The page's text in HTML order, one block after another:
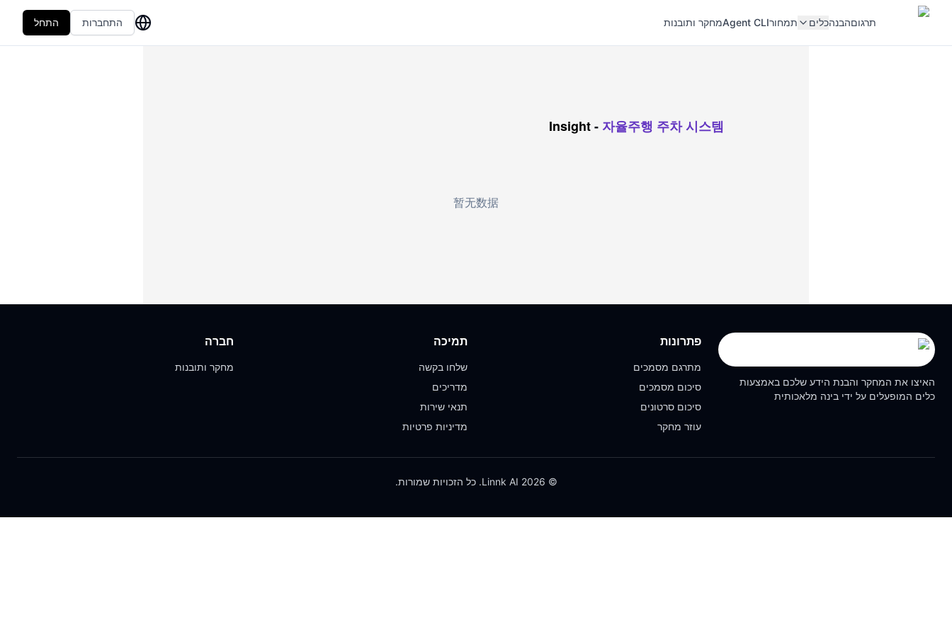
תרגוםהבנהכלים תמחורAgent CLIמחקר ותובנות התחברות התחל
Insight- 자율주행 주차 시스템
暂无数据
האיצו את המחקר והבנת הידע שלכם באמצעות
כלים המופעלים על ידי בינה מלאכותית
פתרונות
מתרגם מסמכים
סיכום מסמכים
סיכום סרטונים
עוזר מחקר
תמיכה
שלחו בקשה
מדריכים
תנאי שירות
מדיניות פרטיות
חברה
מחקר ותובנות
© 2026 Linnk AI. כל הזכויות שמורות.